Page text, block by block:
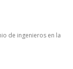
de ingenieros en la